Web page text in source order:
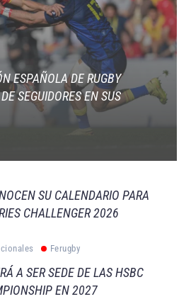
ESPAÑOLA DE RUGBY
SEGUIDORES EN SUS
SU CALENDARIO PARA
CHALLENGER 2026
Ferugby
A SER SEDE DE LAS HSBC
EN 2027